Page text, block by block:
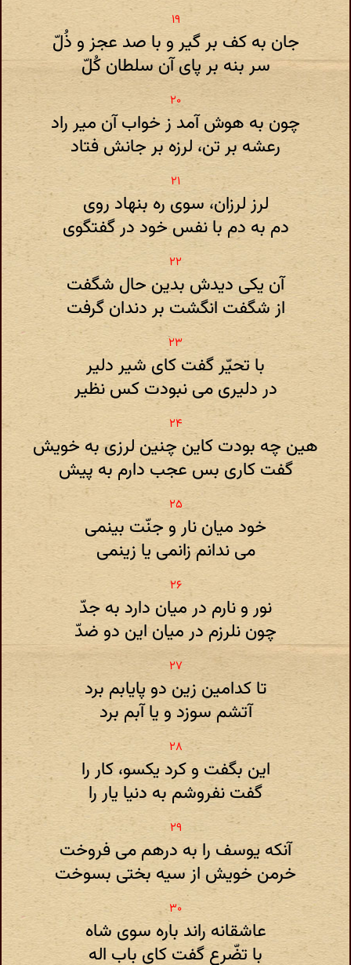
جان به کف بر گیر و با صد عجز و ذُلّ
سر بنه بر پای آن سلطان کُلّ
چون به هوش آمد ز خواب آن میر راد
رعشه بر تن، لرزه بر جانش فتاد
لرز لرزان، سوی ره بنهاد روی
دم به دم با نفس خود در گفتگوی
آن یکی دیدش بدین حال شگفت
از شگفت انگشت بر دندان گرفت
با تحیّر گفت کای شیر دلیر
در دلیری می نبودت کس نظیر
هین چه بودت کاین چنین لرزی به خویش
گفت کاری بس عجب دارم به پیش
خود میان نار و جنّت بینمی
می ندانم زانمی یا زینمی
نور و نارم در میان دارد به جدّ
چون نلرزم در میان این دو ضدّ
تا کدامین زین دو پایابم برد
آتشم سوزد و یا آبم برد
این بگفت و کرد یکسو، کار را
گفت نفروشم به دنیا یار را
آنکه یوسف را به درهم می فروخت
خرمن خویش از سیه بختی بسوخت
عاشقانه راند باره سوی شاه
با تضّرع گفت کای باب اله